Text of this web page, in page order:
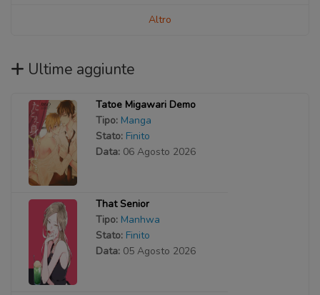
Altro
Ultime aggiunte
Tatoe Migawari Demo
Tipo: Manga
Stato: Finito
Data: 06 Agosto 2026
That Senior
Tipo: Manhwa
Stato: Finito
Data: 05 Agosto 2026